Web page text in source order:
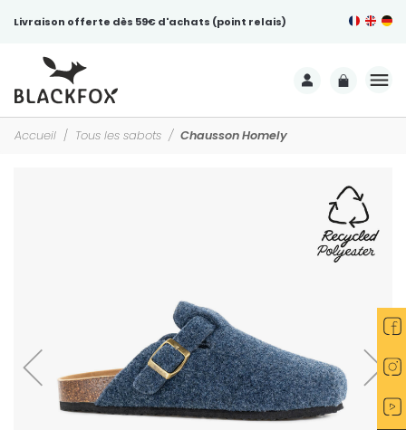
Livraison offerte dès 59€ d'achats (point relais)
Accueil Tous les sabots Chausson Homely